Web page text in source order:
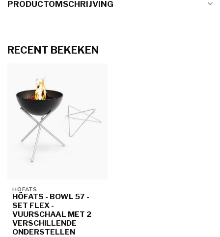
PRODUCTOMSCHRIJVING
RECENT BEKEKEN
HÖFATS
HÖFATS - BOWL 57 -
SET FLEX -
VUURSCHAAL MET 2
VERSCHILLENDE
ONDERSTELLEN